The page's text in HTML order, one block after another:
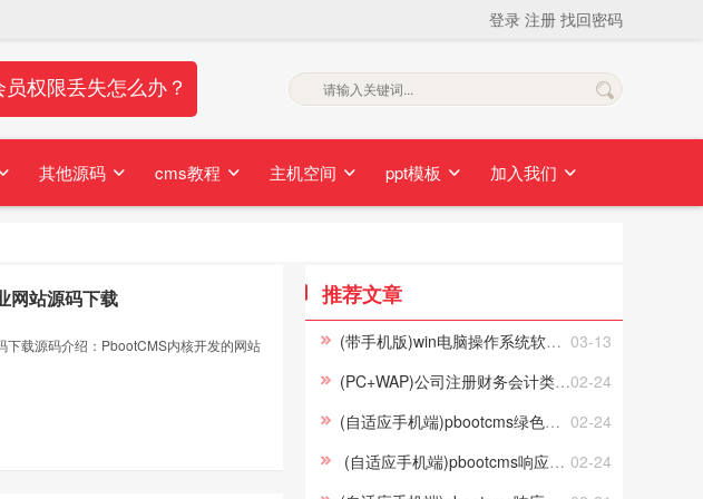
登录 注册 找回密码
员权限丢失怎么办？ 素材无忧正式更换为：素材无忧网 素材无忧也正式
其他源码 cms教程 主机空间 ppt模板 加入我们
网站源码下载
载源码介绍：PbootCMS内核开发的网站
推荐文章
03-13
(带手机版)win电脑操作系统软件IT软件下载网站易优CMS模板下载
02-24
(PC+WAP)公司注册财务会计类网站pbootcms模板 蓝色律师公证网站源码下载
02-24
(自适应手机端)pbootcms绿色园林建筑艺术网站模板 花卉园艺网站源码下载
02-24
(自适应手机端)pbootcms响应式刷卡机POS机网站模板 无线支付设备网站源码